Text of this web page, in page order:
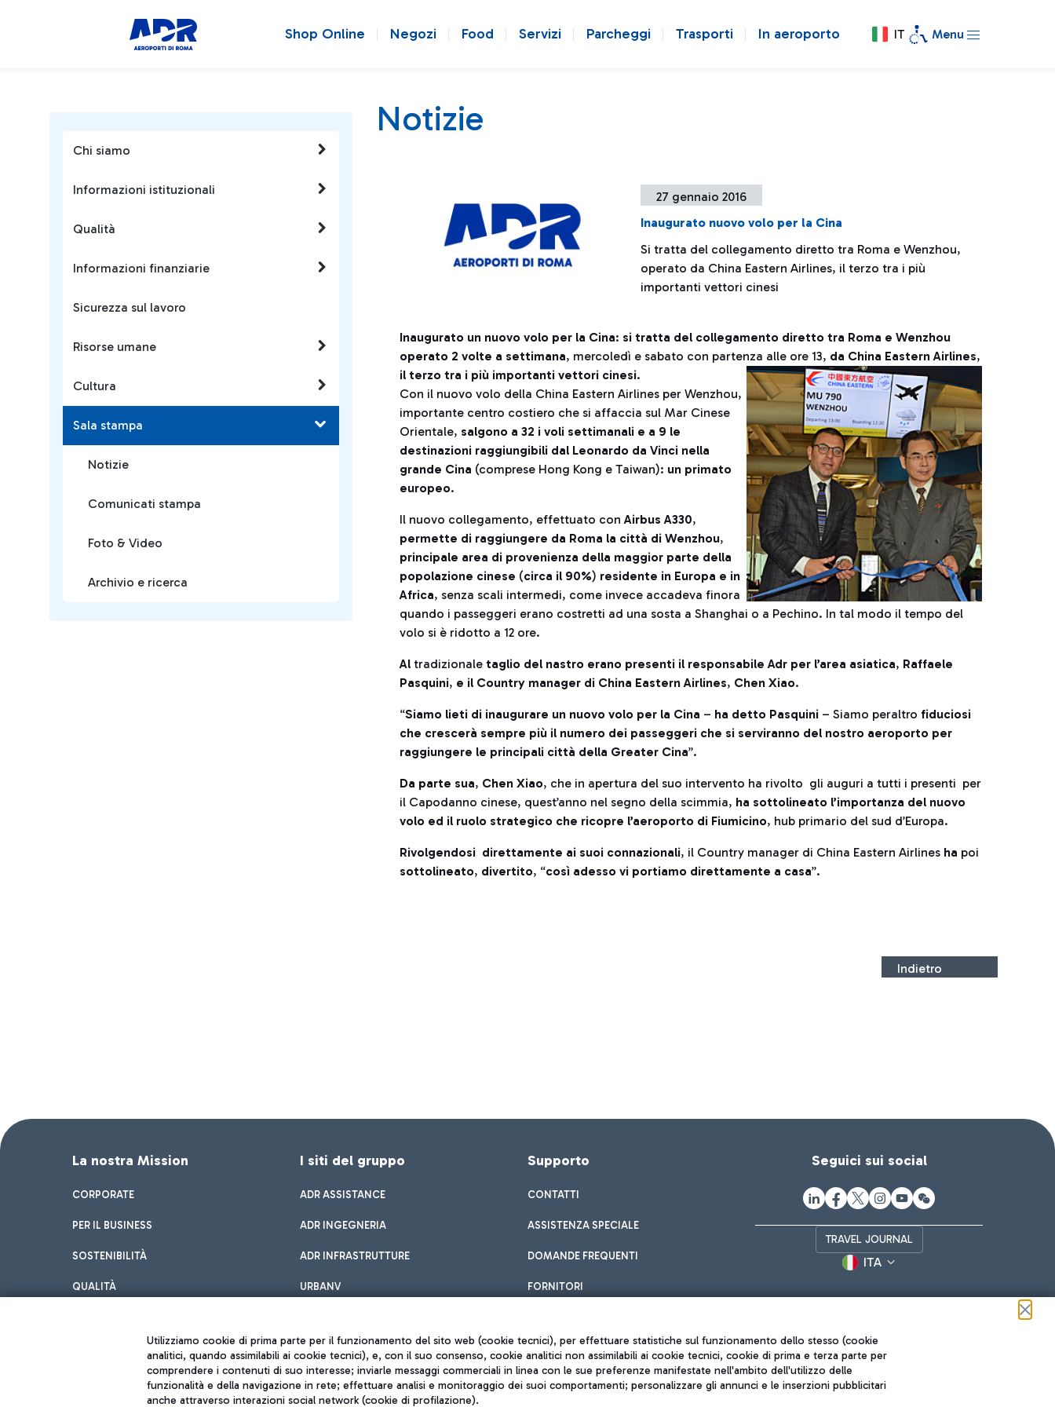
Shop Online Negozi Food Servizi Parcheggi Trasporti In aeroporto IT Menu
Chi siamo
Informazioni istituzionali
Qualità
Informazioni finanziarie
Sicurezza sul lavoro
Risorse umane
Cultura
Sala stampa
Notizie
Comunicati stampa
Foto & Video
Archivio e ricerca
Notizie
27 gennaio 2016
Inaugurato nuovo volo per la Cina
Si tratta del collegamento diretto tra Roma e Wenzhou,
operato da China Eastern Airlines, il terzo tra i più
importanti vettori cinesi
Inaugurato un nuovo volo per la Cina: si tratta del collegamento diretto tra Roma e Wenzhou
operato 2 volte a settimana, mercoledì e sabato con partenza alle ore 13, da China Eastern Airlines,
il terzo tra i più importanti vettori cinesi.
Con il nuovo volo della China Eastern Airlines per Wenzhou,
importante centro costiero che si affaccia sul Mar Cinese
Orientale, salgono a 32 i voli settimanali e a 9 le
destinazioni raggiungibili dal Leonardo da Vinci nella
grande Cina (comprese Hong Kong e Taiwan): un primato
europeo.
Il nuovo collegamento, effettuato conAirbus A330,
permette di raggiungere da Roma la città di Wenzhou,
principale area di provenienza della maggior parte della
popolazione cinese (circa il 90%) residente in Europa e in
Africa, senza scali intermedi, come invece accadeva finora
quando i passeggeri erano costretti ad una sosta a Shanghai o a Pechino. In tal modo il tempo del
volo si è ridotto a 12 ore.
Al tradizionale taglio del nastro erano presenti il responsabile Adr per l’area asiatica, Raffaele
Pasquini, e il Country manager di China Eastern Airlines, Chen Xiao.
“Siamo lieti di inaugurare un nuovo volo per la Cina – ha detto Pasquini – Siamo peraltro fiduciosi
che crescerà sempre più il numero dei passeggeri che si serviranno del nostro aeroporto per
raggiungere le principali città della Greater Cina”.
Da parte sua, Chen Xiao, che in apertura del suo intervento ha rivolto gli auguri a tutti i presenti per
il Capodanno cinese, quest’anno nel segno della scimmia, ha sottolineato l’importanza del nuovo
volo ed il ruolo strategico che ricopre l’aeroporto di Fiumicino, hub primario del sud d’Europa.
Rivolgendosi direttamente ai suoi connazionali, il Country manager di China Eastern Airlines ha poi
sottolineato, divertito, “così adesso vi portiamo direttamente a casa”.
Indietro
La nostra Mission
CORPORATE
PER IL BUSINESS
SOSTENIBILITÀ
QUALITÀ
I siti del gruppo
ADR ASSISTANCE
ADR INGEGNERIA
ADR INFRASTRUTTURE
URBANV
Supporto
CONTATTI
ASSISTENZA SPECIALE
DOMANDE FREQUENTI
FORNITORI
Seguici sui social
TRAVEL JOURNAL
ITA
Utilizziamo cookie di prima parte per il funzionamento del sito web (cookie tecnici), per effettuare statistiche sul funzionamento dello stesso (cookie
analitici, quando assimilabili ai cookie tecnici), e, con il suo consenso, cookie analitici non assimilabili ai cookie tecnici, cookie di prima e terza parte per
comprendere i contenuti di suo interesse; inviarle messaggi commerciali in linea con le sue preferenze manifestate nell'ambito dell'utilizzo delle
funzionalità e della navigazione in rete; effettuare analisi e monitoraggio dei suoi comportamenti; personalizzare gli annunci e le inserzioni pubblicitari
anche attraverso interazioni social network (cookie di profilazione).